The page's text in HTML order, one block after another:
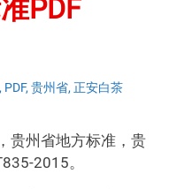
PDF
, PDF, 贵州省, 正安白茶
贵州省地方标准，贵
2015。